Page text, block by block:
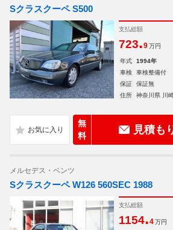
Sクラスクーペ S500
支払総額
723.9 万円
年式 1994年
車検
車検整備付
保証
保証無
住所
神奈川県 川
無
料
見積も
メルセデス・ベンツ
Sクラスクーペ W126 560SEC 1988
支払総額
1154.4 万円